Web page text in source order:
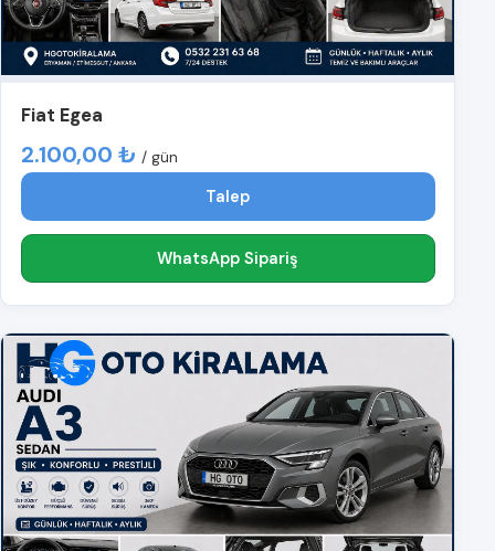
Fiat Egea
2.100,00 ₺ / gün
Talep
WhatsApp Sipariş